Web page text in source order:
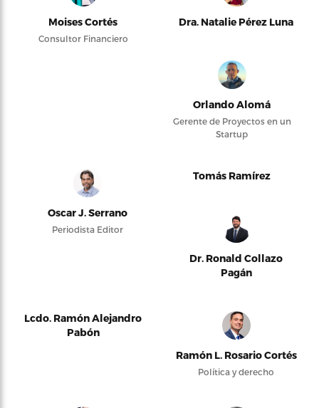
Moises Cortés
Consultor Financiero
Dra. Natalie Pérez Luna
Orlando Alomá
Gerente de Proyectos en un
Startup
Oscar J. Serrano
Periodista Editor
Tomás Ramírez
Dr. Ronald Collazo
Pagán
Lcdo. Ramón Alejandro
Pabón
Ramón L. Rosario Cortés
Política y derecho